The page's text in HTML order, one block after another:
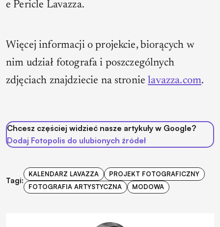
e Pericle Lavazza.
Więcej informacji o projekcie, biorących w
nim udział fotografa i poszczególnych
zdjęciach znajdziecie na stronielavazza.com.
Chcesz częściej widzieć nasze artykuły w Google?
Dodaj Fotopolis do ulubionych źródeł
Tagi:
KALENDARZ LAVAZZA
PROJEKT FOTOGRAFICZNY
FOTOGRAFIA ARTYSTYCZNA
MODOWA